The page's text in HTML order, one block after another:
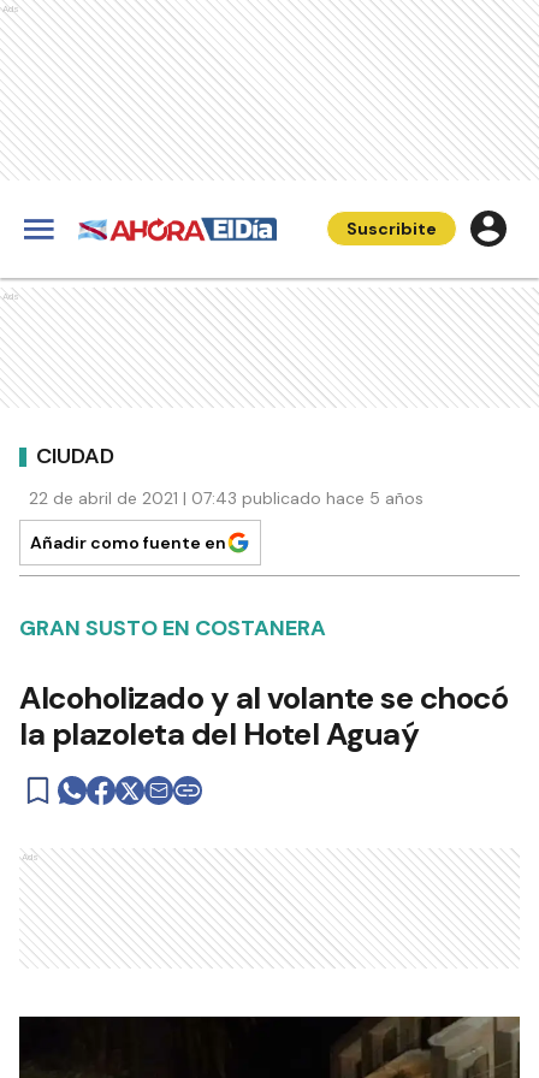
Ads
Suscribite
Ads
CIUDAD
22 de abril de 2021 | 07:43 publicado hace 5 años
Añadir como fuente en
GRAN SUSTO EN COSTANERA
Alcoholizado y al volante se chocó
la plazoleta del Hotel Aguaý
Ads